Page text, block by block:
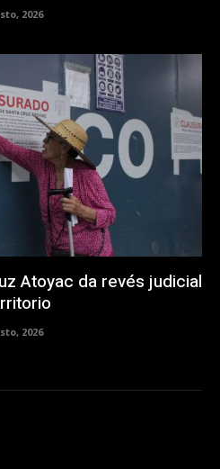
2026
Atoyac da revés judicial
2026